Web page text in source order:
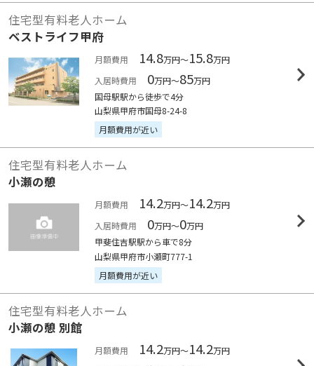
住宅型有料老人ホーム
ベストライフ甲府
月額費用 14.8万円～15.8万円
入居時費用
0万円～85万円
国母駅駅から徒歩で4分
山梨県甲府市国母8-24-8
月額費用が近い
住宅型有料老人ホーム
小瀬の憩
月額費用 14.2万円～14.2万円
入居時費用
0万円～0万円
甲斐住吉駅駅から車で8分
山梨県甲府市小瀬町777-1
月額費用が近い
住宅型有料老人ホーム
小瀬の憩 別館
月額費用 14.2万円～14.2万円